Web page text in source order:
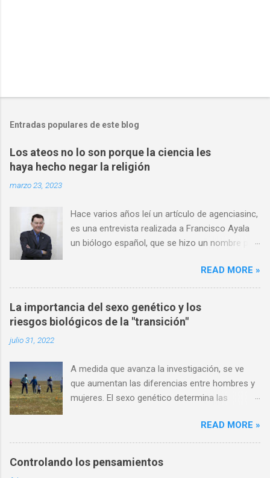
Entradas populares de este blog
Los ateos no lo son porque la ciencia les
haya hecho negar la religión
marzo 23, 2023
Hace varios años leí un artículo de agenciasinc,
es una entrevista realizada a Francisco Ayala
un biólogo español, que se hizo un nombre por
y en consecuencia un ferviente defensor de las
ideas darwinistas. Por otro lado, al mismo
tiempo tenía una fe católica definida, muchas
de sus opiniones son consideraciones que
comparto, sobre todo al momento de hablar
conocimiento científico, dado que la ciencia no
se dedica de oficio a descartar o confirmar
creencias religiosas, el conocimiento científico
conclusiones se puedan interpretar a favor o
en contra de la idea de un Dios. Dado el
reciente fallecimiento del Dr. Ayala comparto
READ MORE »
La importancia del sexo genético y los
riesgos biológicos de la "transición"
julio 31, 2022
A medida que avanza la investigación, se ve
que aumentan las diferencias entre hombres y
mujeres. El sexo genético determina las
órganos del cuerpo. por Jerry Bergman, PhD
Resumen A medida que aprendemos más
sobre los detalles de la anatomía y la fisiología
del cuerpo humano, debemos considerar la
READ MORE »
Controlando los pensamientos